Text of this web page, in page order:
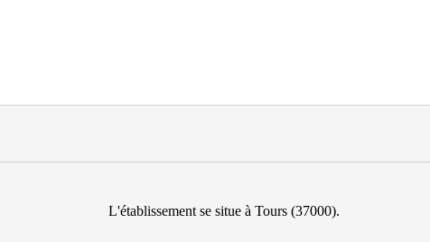
L'établissement se situe à Tours (37000).